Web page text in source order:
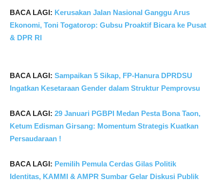
BACA LAGI: Kerusakan Jalan Nasional Ganggu Arus
Ekonomi, Toni Togatorop: Gubsu Proaktif Bicara ke Pusat
& DPR RI
BACA LAGI: Sampaikan 5 Sikap, FP-Hanura DPRDSU
Ingatkan Kesetaraan Gender dalam Struktur Pemprovsu
BACA LAGI: 29 Januari PGBPI Medan Pesta Bona Taon,
Ketum Edisman Girsang: Momentum Strategis Kuatkan
Persaudaraan !
BACA LAGI: Pemilih Pemula Cerdas Gilas Politik
Identitas, KAMMI & AMPR Sumbar Gelar Diskusi Publik